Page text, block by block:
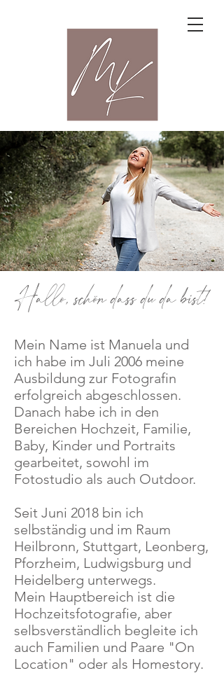
Hallo, schön dass du da bist!
Mein Name ist Manuela und
ich habe im Juli 2006 meine
Ausbildung zur Fotografin
erfolgreich abgeschlossen.
Danach habe ich in den
Bereichen Hochzeit, Familie,
Baby, Kinder und Portraits
gearbeitet, sowohl im
Fotostudio als auch Outdoor.
Seit Juni 2018 bin ich
selbständig und im Raum
Heilbronn, Stuttgart, Leonberg,
Pforzheim, Ludwigsburg und
Heidelberg unterwegs.
Mein Hauptbereich ist die
Hochzeitsfotografie, aber
selbsverständlich begleite ich
auch Familien und Paare "On
Location" oder als Homestory.